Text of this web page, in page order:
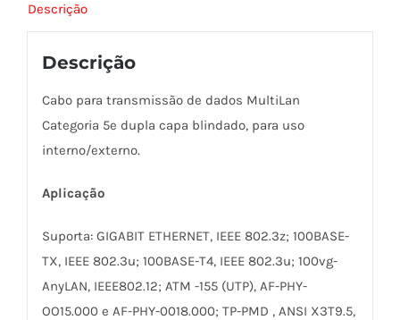
quantidade
Descrição
Descrição
Cabo para transmissão de dados MultiLan
Categoria 5e dupla capa blindado, para uso
interno/externo.
Aplicação
Suporta: GIGABIT ETHERNET, IEEE 802.3z; 100BASE-
TX, IEEE 802.3u; 100BASE-T4, IEEE 802.3u; 100vg-
AnyLAN, IEEE802.12; ATM -155 (UTP), AF-PHY-
OO15.000 e AF-PHY-0018.000; TP-PMD , ANSI X3T9.5,